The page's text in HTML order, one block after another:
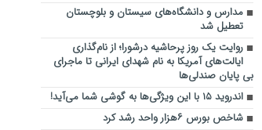
مدارس و دانشگاه‌های سیستان و بلوچستان
تعطیل شد
روایت یک روز پرحاشیه درشورا؛ از نام‌گذاری
ایالت‌های آمریکا به نام شهدای ایرانی تا ماجرای
بی پایان صندلی‌ها
اندروید ۱۵ با این ویژگی‌ها به گوشی شما می‌آید!
شاخص بورس ۶هزار واحد رشد کرد